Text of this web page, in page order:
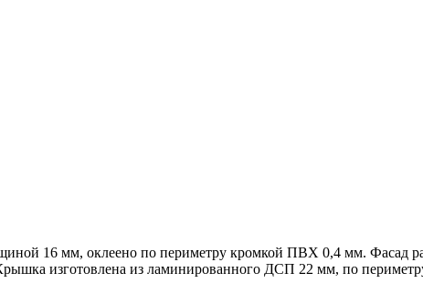
16 мм, оклеено по периметру кромкой ПВХ 0,4 мм. Фасад
изготовлена из ламинированного ДСП 22 мм, по